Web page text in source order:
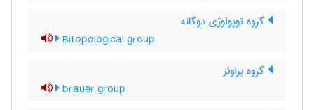
گروه توپولوژی دوگانه
Bitopological group
گروه براوئر
brauer group